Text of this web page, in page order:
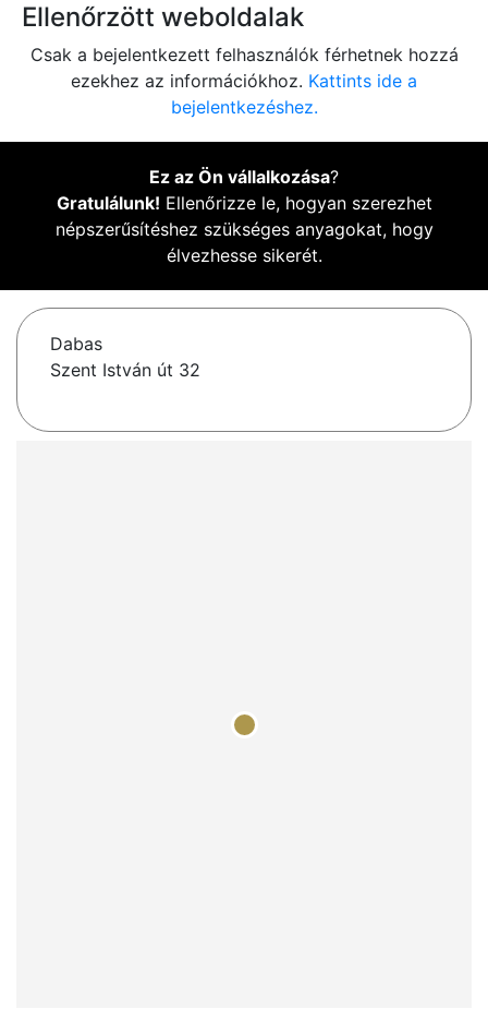
Ellenőrzött weboldalak
Csak a bejelentkezett felhasználók férhetnek hozzá
ezekhez az információkhoz. Kattints ide a
bejelentkezéshez.
Ez az Ön vállalkozása?
Gratulálunk! Ellenőrizze le, hogyan szerezhet
népszerűsítéshez szükséges anyagokat, hogy
élvezhesse sikerét.
Dabas
Szent István út 32